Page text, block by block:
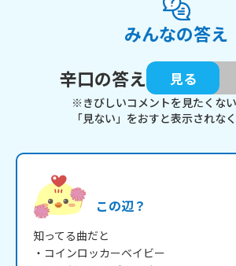
みんなの答え
辛口の答え
見る
※きびしいコメントを見たくな
「見ない」をおすと表示されな
この辺？
知ってる曲だと
・コインロッカーベイビー